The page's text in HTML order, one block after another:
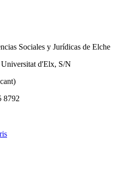
Sociales y Jurídicas de Elche
d'Elx, S/N
8792